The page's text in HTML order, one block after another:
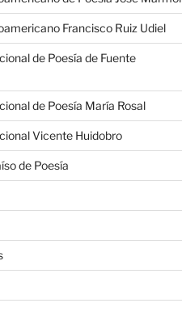
Francisco Ruiz Udiel
de Poesía de Fuente
de Poesía María Rosal
Vicente Huidobro
de Poesía